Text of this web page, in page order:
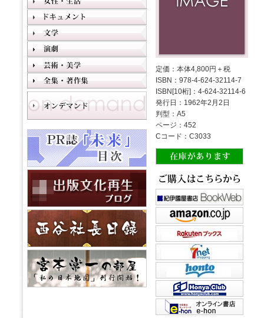
定価：本体4,800円＋税
ISBN：978-4-624-32114-7
ISBN[10桁]：4-624-32114-6
発行日：1962年2月2日
判型：A5
ページ：452
Cコード：C3033